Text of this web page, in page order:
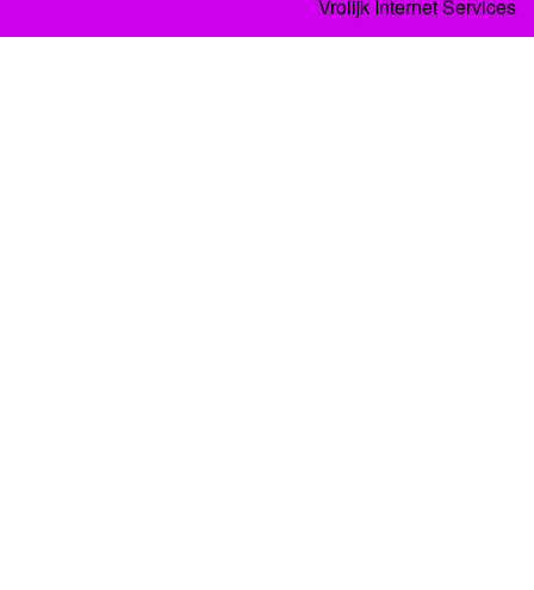
Vrolijk Internet Services